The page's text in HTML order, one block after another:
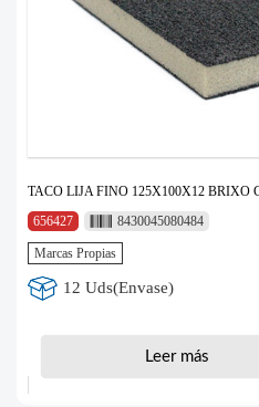
TACO LIJA FINO 125X100X12 BRIXO
656427
8430045080484
Marcas Propias
12 Uds(Envase)
Leer más